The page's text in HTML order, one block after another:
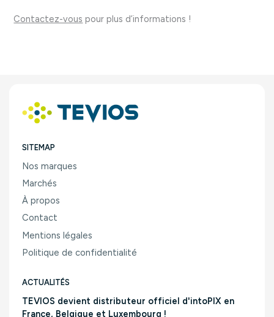
Contactez-vous pour plus d’informations !
SITEMAP
Nos marques
Marchés
À propos
Contact
Mentions légales
Politique de confidentialité
ACTUALITÉS
TEVIOS devient distributeur officiel d'intoPIX en
France, Belgique et Luxembourg !